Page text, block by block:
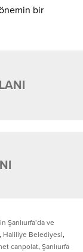
bir
ve
, Haliliye Belediyesi,
canpolat, Şanlıurfa